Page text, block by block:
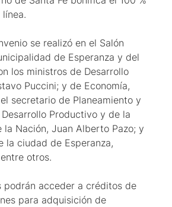
se realizó en el Salón
de Esperanza y del
los ministros de Desarrollo
Puccini; y de Economía,
secretario de Planeamiento y
Productivo y de la
la Nación, Juan Alberto Pazo; y
la ciudad de Esperanza,
otros.
podrán acceder a créditos de
para adquisición de